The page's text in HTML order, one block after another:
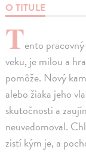
O TITULE
Tento
veku, je milou a
pomôže. Nový
alebo žiaka jeho
skutočnosti a
neuvedomoval.
zistí kým je, a